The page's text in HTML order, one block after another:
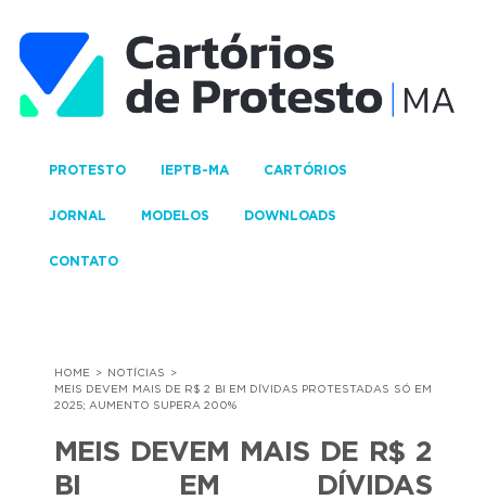
PROTESTO IEPTB-MA CARTÓRIOS
JORNAL MODELOS DOWNLOADS
CONTATO
HOME
NOTÍCIAS
MEIS DEVEM MAIS DE R$ 2 BI EM DÍVIDAS PROTESTADAS SÓ EM
2025; AUMENTO SUPERA 200%
MEIS DEVEM MAIS DE R$ 2
BI EM DÍVIDAS